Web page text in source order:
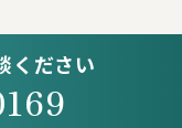
ください